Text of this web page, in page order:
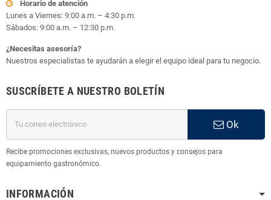
Horario de atención
Lunes a Viernes: 9:00 a.m. – 4:30 p.m.
Sábados: 9:00 a.m. – 12:30 p.m.
¿Necesitas asesoría?
Nuestros especialistas te ayudarán a elegir el equipo ideal para tu negocio.
SUSCRÍBETE A NUESTRO BOLETÍN
Ok
Recibe promociones exclusivas, nuevos productos y consejos para
equipamiento gastronómico.
INFORMACIÓN